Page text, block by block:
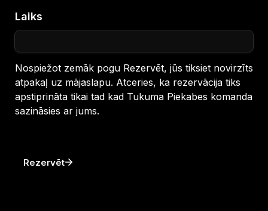
Laiks
Nospiežot zemāk pogu Rezervēt, jūs tiksiet novirzīts
atpakaļ uz mājaslapu. Atceries, ka rezervācija tiks
apstiprināta tikai tad kad Tukuma Piekabes komanda
sazināsies ar jums.
Rezervēt